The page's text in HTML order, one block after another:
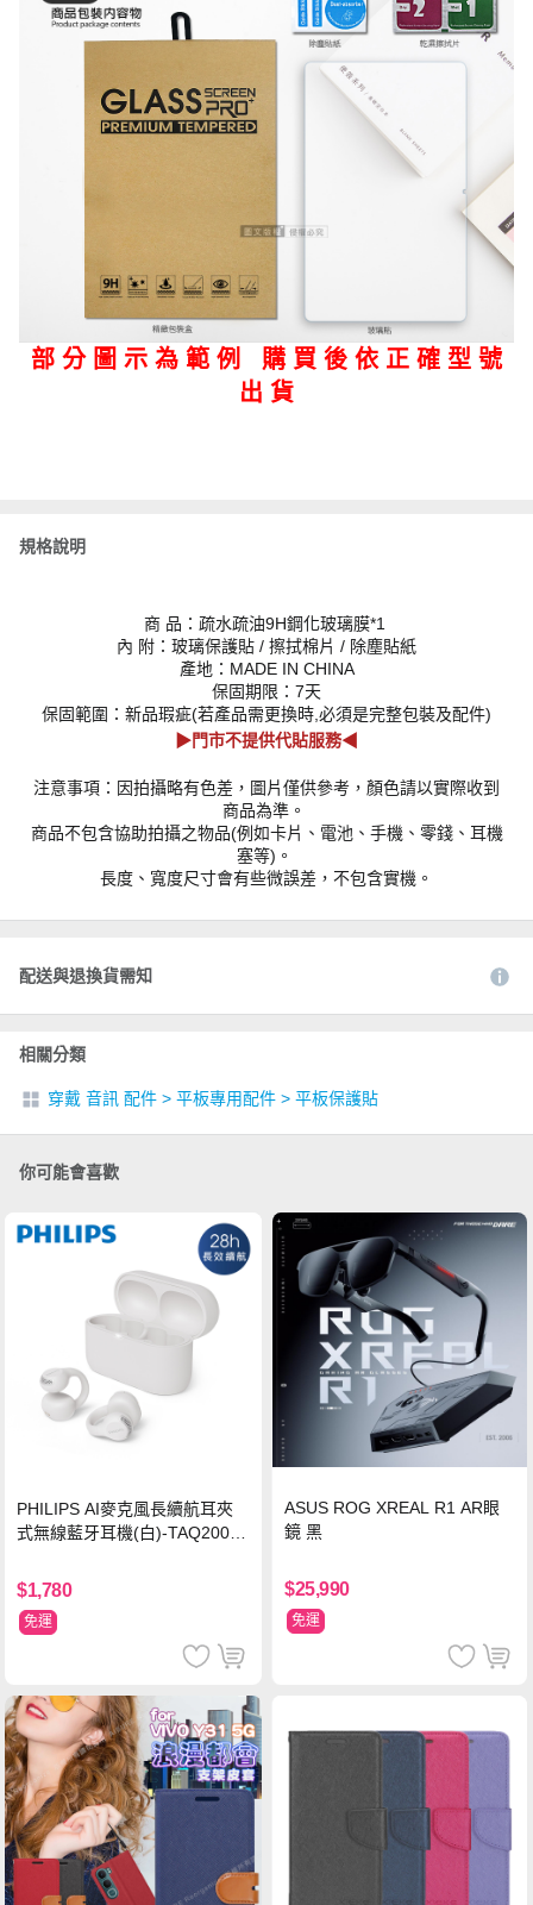
部 分 圖 示 為 範 例 購 買 後 依 正 確 型 號
出 貨
規格說明
商 品：疏水疏油9H鋼化玻璃膜*1
內 附：玻璃保護貼 / 擦拭棉片 / 除塵貼紙
產地：MADE IN CHINA
保固期限：7天
保固範圍：新品瑕疵(若產品需更換時,必須是完整包裝及配件)
▶門市不提供代貼服務◀
注意事項：因拍攝略有色差，圖片僅供參考，顏色請以實際收到
商品為準。
商品不包含協助拍攝之物品(例如卡片、電池、手機、零錢、耳機
塞等)。
長度、寬度尺寸會有些微誤差，不包含實機。
配送與退換貨需知
相關分類
穿戴 音訊 配件 > 平板專用配件 > 平板保護貼
你可能會喜歡
PHILIPS AI麥克風長續航耳夾
式無線藍牙耳機(白)-TAQ2000
$1,780
免運
ASUS ROG XREAL R1 AR眼
鏡 黑
$25,990
免運